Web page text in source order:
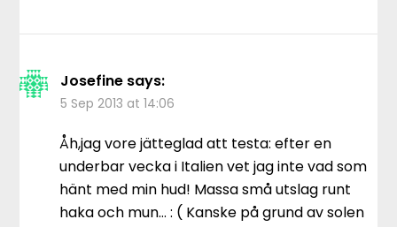
Josefine says:
5 Sep 2013 at 14:06
Åh,jag vore jätteglad att testa: efter en
underbar vecka i Italien vet jag inte vad som
hänt med min hud! Massa små utslag runt
haka och mun… : ( Kanske på grund av solen